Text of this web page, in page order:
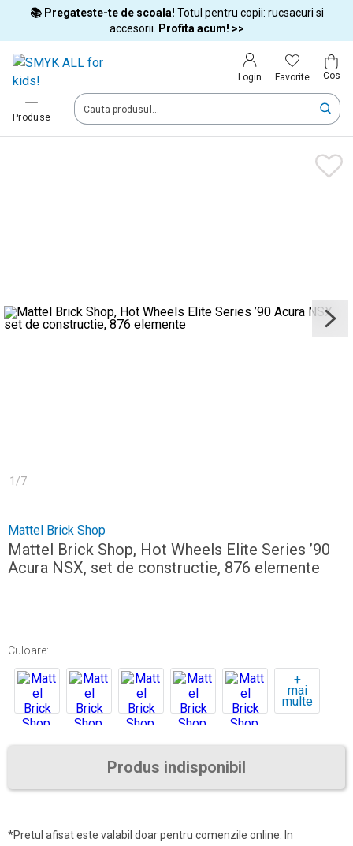
📚 Pregateste-te de scoala! Totul pentru copii: rucsacuri si
accesorii.
Profita acum! >>
Login Favorite Cos
Produse
Tara si limba
Alege tara si treci la cumparaturi
România (Romania)
Dupa schimbarea tarii, unele produse pot fi eliminate din cos
1 /7
Mattel Brick Shop
Mattel Brick Shop, Hot Wheels Elite Series ’90
Acura NSX, set de constructie, 876 elemente
Culoare:
+
mai
multe
Produs indisponibil
*Pretul afisat este valabil doar pentru comenzile online. In